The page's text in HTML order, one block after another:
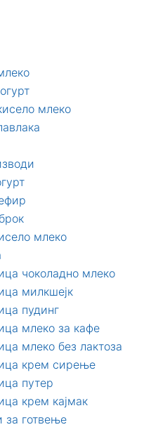
млеко
млеко
чоколадно млеко
милкшејк
пудинг
млеко за кафе
млеко без лактоза
крем сирење
путер
крем кајмак
за готвење